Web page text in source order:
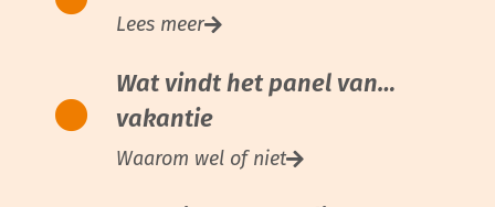
Lees meer
Wat vindt het panel van…
vakantie
Waarom wel of niet